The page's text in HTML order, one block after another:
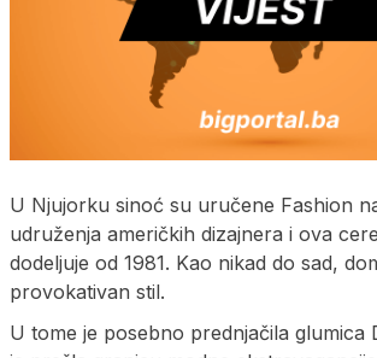
U Njujorku sinoć su uručene Fashion
udruženja američkih dizajnera i ova
dodeljuje od 1981. Kao nikad do sad,
provokativan stil.
U tome je posebno prednjačila glumica